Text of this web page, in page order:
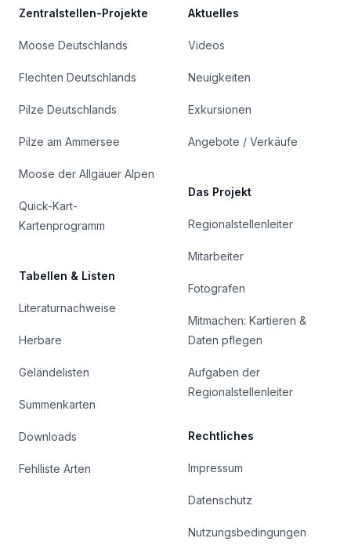
Zentralstellen-Projekte
Moose Deutschlands
Flechten Deutschlands
Pilze Deutschlands
Pilze am Ammersee
Moose der Allgäuer Alpen
Quick-Kart-
Kartenprogramm
Tabellen & Listen
Literaturnachweise
Herbare
Geländelisten
Summenkarten
Downloads
Fehlliste Arten
Aktuelles
Videos
Neuigkeiten
Exkursionen
Angebote / Verkäufe
Das Projekt
Regionalstellenleiter
Mitarbeiter
Fotografen
Mitmachen: Kartieren &
Daten pflegen
Aufgaben der
Regionalstellenleiter
Rechtliches
Impressum
Datenschutz
Nutzungsbedingungen